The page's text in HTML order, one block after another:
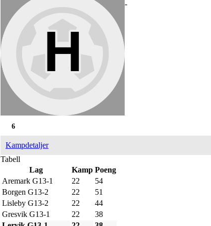
-
6
Kampdetaljer
Tabell
Lag
Kamp Poeng
Aremark G13-1
22
54
Borgen G13-2
22
51
Lisleby G13-2
22
44
Gresvik G13-1
22
38